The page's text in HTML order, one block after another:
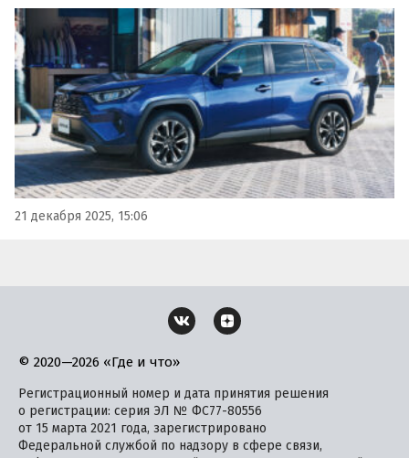
но цены с учетом изменения правил расчета
утильсбора с 1 декабря выросли и теперь стартуют на
одном из…
21 декабря 2025, 15:06
© 2020—2026 «Где и что»
Регистрационный номер и дата принятия решения
о регистрации: серия ЭЛ № ФС77-80556
от 15 марта 2021 года, зарегистрировано
Федеральной службой по надзору в сфере связи,